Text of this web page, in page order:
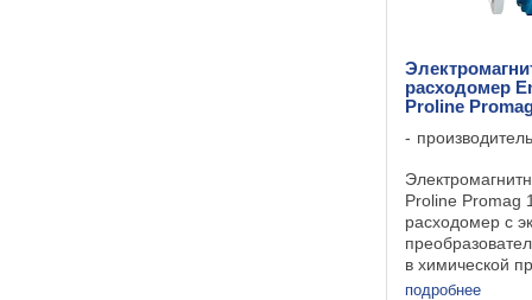
расходомер
Proline
Proline Promag
расходомер с
в химической
Это самое
подробнее